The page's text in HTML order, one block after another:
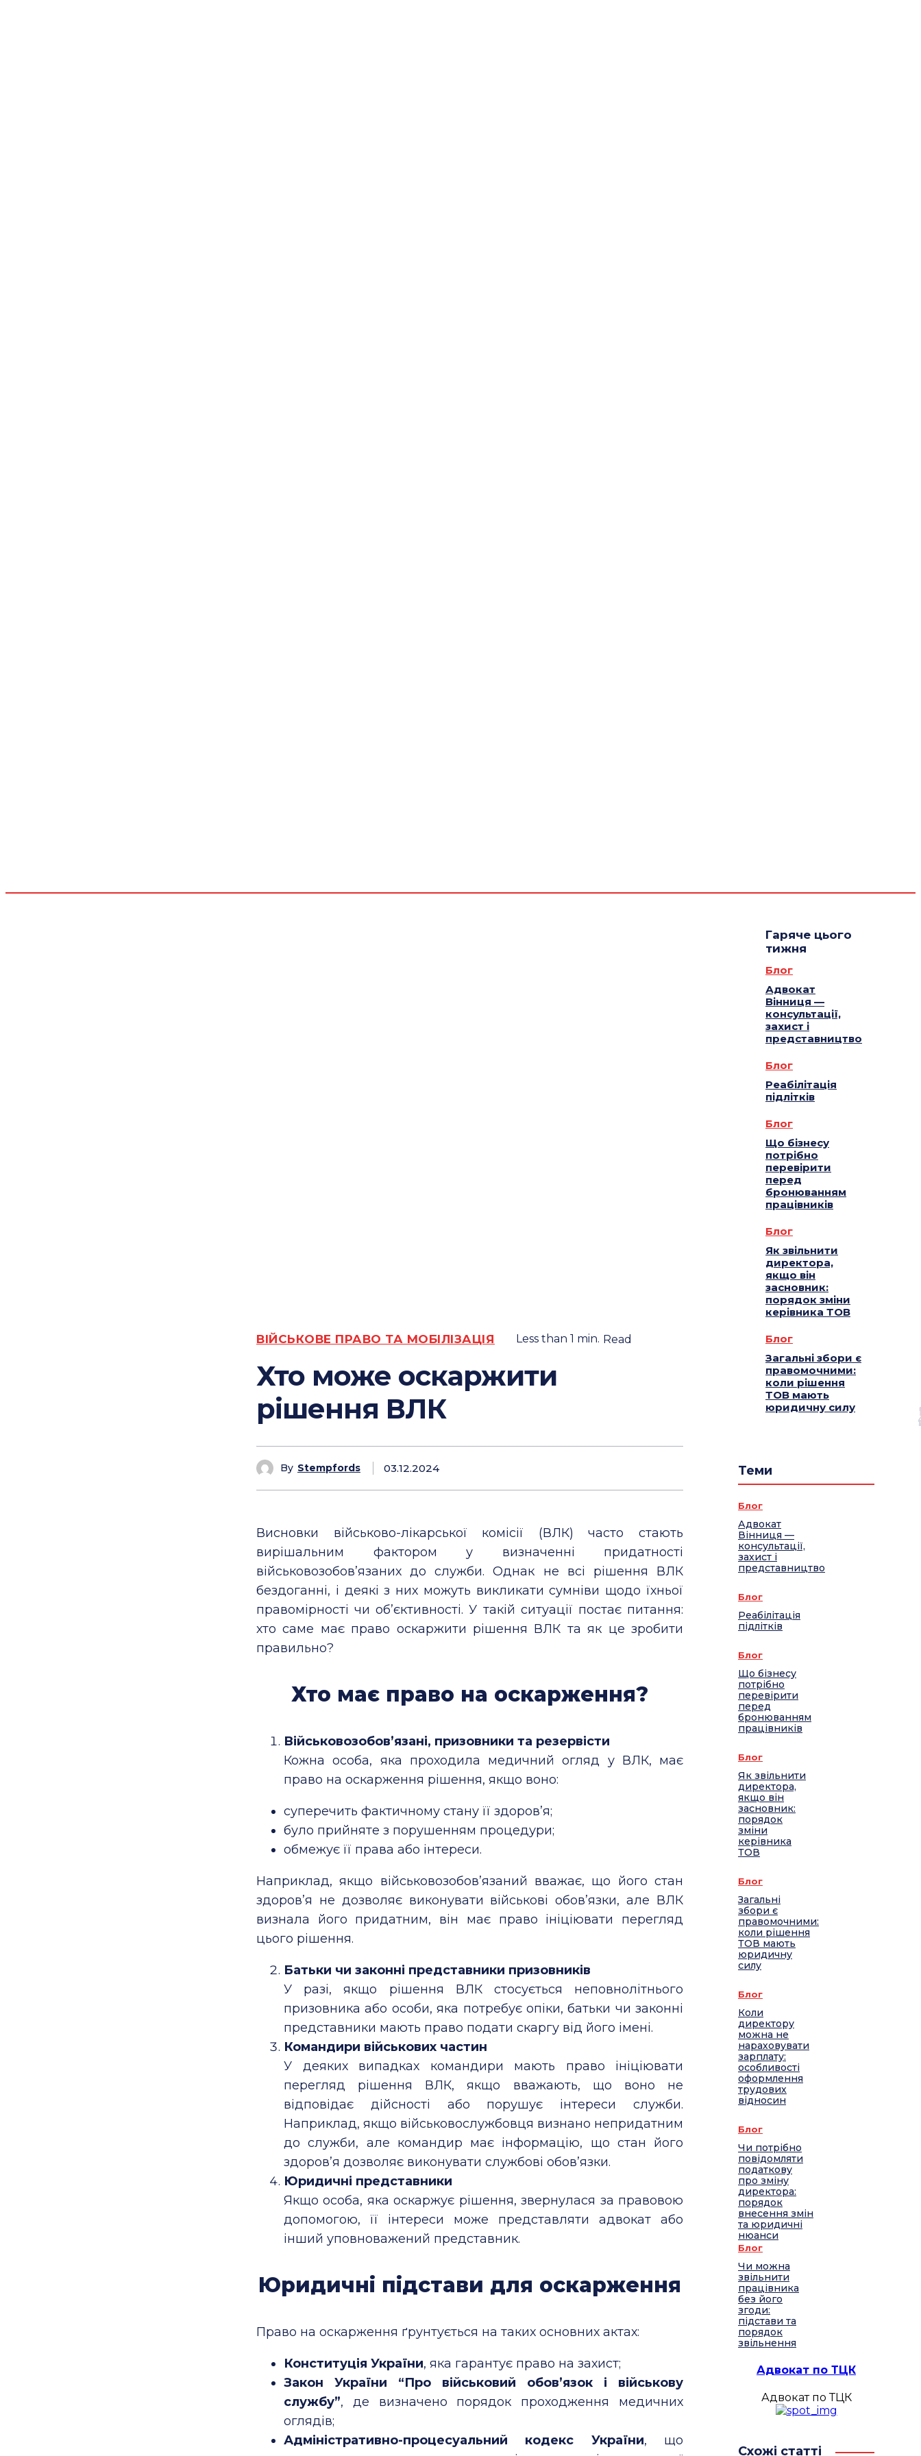
ВІЙСЬКОВЕ ПРАВО ТА МОБІЛІЗАЦІЯ Less than 1 min. Read
Хто може оскаржити
рішення ВЛК
By Stempfords 03.12.2024
Висновки військово-лікарської комісії (ВЛК) часто стають
вирішальним фактором у визначенні придатності
військовозобов’язаних до служби. Однак не всі рішення ВЛК
бездоганні, і деякі з них можуть викликати сумніви щодо їхньої
правомірності чи об’єктивності. У такій ситуації постає питання:
хто саме має право оскаржити рішення ВЛК та як це зробити
правильно?
Хто має право на оскарження?
Військовозобов’язані, призовники та резервісти
Кожна особа, яка проходила медичний огляд у ВЛК, має
право на оскарження рішення, якщо воно:
суперечить фактичному стану її здоров’я;
було прийняте з порушенням процедури;
обмежує її права або інтереси.
Наприклад, якщо військовозобов’язаний вважає, що його стан
здоров’я не дозволяє виконувати військові обов’язки, але ВЛК
визнала його придатним, він має право ініціювати перегляд
цього рішення.
Батьки чи законні представники призовників
У разі, якщо рішення ВЛК стосується неповнолітнього
призовника або особи, яка потребує опіки, батьки чи законні
представники мають право подати скаргу від його імені.
Командири військових частин
У деяких випадках командири мають право ініціювати
перегляд рішення ВЛК, якщо вважають, що воно не
відповідає дійсності або порушує інтереси служби.
Наприклад, якщо військовослужбовця визнано непридатним
до служби, але командир має інформацію, що стан його
здоров’я дозволяє виконувати службові обов’язки.
Юридичні представники
Якщо особа, яка оскаржує рішення, звернулася за правовою
допомогою, її інтереси може представляти адвокат або
інший уповноважений представник.
Юридичні підстави для оскарження
Право на оскарження ґрунтується на таких основних актах:
Конституція України, яка гарантує право на захист;
Закон України “Про військовий обов’язок і військову
службу”, де визначено порядок проходження медичних
оглядів;
Адміністративно-процесуальний кодекс України, що
Гаряче цього
тижня
Блог
Адвокат
Вінниця —
консультації,
захист і
представництво
Блог
Реабілітація
підлітків
Блог
Що бізнесу
потрібно
перевірити
перед
бронюванням
працівників
Блог
Як звільнити
директора,
якщо він
засновник:
порядок зміни
керівника ТОВ
Блог
Загальні збори є
правомочними:
коли рішення
ТОВ мають
юридичну силу
Теми
Блог
Адвокат
Вінниця —
консультації,
захист і
представництво
Блог
Реабілітація
підлітків
Блог
Що бізнесу
потрібно
перевірити
перед
бронюванням
працівників
Блог
Як звільнити
директора,
якщо він
засновник:
порядок
зміни
керівника
ТОВ
Блог
Загальні
збори є
правомочними:
коли рішення
ТОВ мають
юридичну
силу
Блог
Коли
директору
можна не
нараховувати
зарплату:
особливості
оформлення
трудових
відносин
Блог
Чи потрібно
повідомляти
податкову
про зміну
директора:
порядок
внесення змін
та юридичні
нюанси
Блог
Чи можна
звільнити
працівника
без його
згоди:
підстави та
порядок
звільнення
Адвокат по ТЦК
Адвокат по ТЦК
Схожі статті